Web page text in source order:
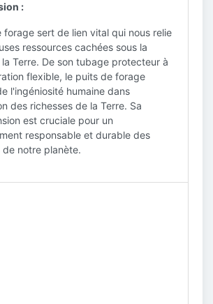
:
forage sert de lien vital qui nous relie
ressources cachées sous la
Terre. De son tubage protecteur à
flexible, le puits de forage
l'ingéniosité humaine dans
des richesses de la Terre. Sa
est cruciale pour un
responsable et durable des
de notre planète.